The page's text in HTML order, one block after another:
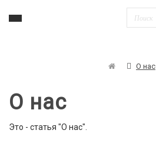
О нас
О нас
Это - статья "О нас".